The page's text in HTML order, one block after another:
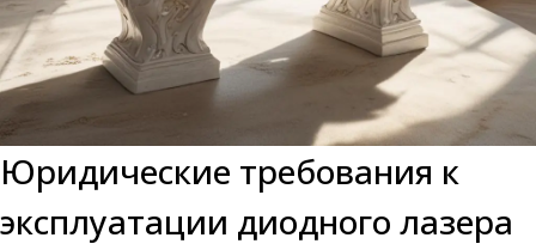
Юридические требования к
эксплуатации диодного лазера